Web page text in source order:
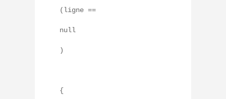
(ligne ==
null
)
{